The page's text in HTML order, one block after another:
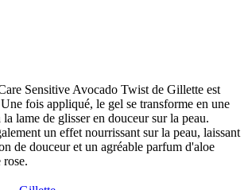
Sensitive Avocado Twist de Gillette est
fois appliqué, le gel se transforme en une
lame de glisser en douceur sur la peau.
un effet nourrissant sur la peau, laissant
de douceur et un agréable parfum d'aloe
rose.